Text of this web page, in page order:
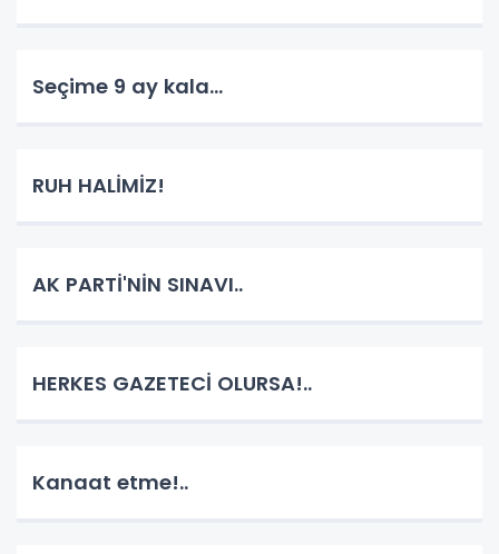
Seçime 9 ay kala...
RUH HALİMİZ!
AK PARTİ'NİN SINAVI..
HERKES GAZETECİ OLURSA!..
Kanaat etme!..